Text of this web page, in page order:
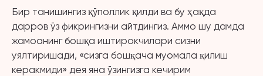
Бир танишингиз қўполлик қилди ва бу ҳақда
дарров ўз фикрингизни айтдингиз. Аммо шу дамда
жамоанинг бошқа иштирокчилари сизни
уялтиришади, «сизга бошқача муомала қилиш
керакмиди» дея яна ўзингизга кечирим